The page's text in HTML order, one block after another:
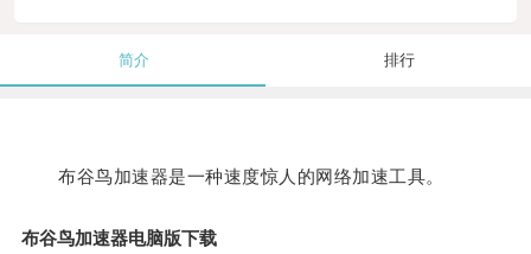
简介 排行
布谷鸟加速器是一种速度惊人的网络加速工具。
布谷鸟加速器电脑版下载